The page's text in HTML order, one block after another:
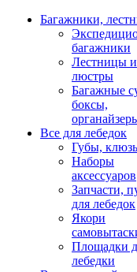
Багажники,
багажники
Лестницы и
люстры
Багажные
боксы,
Все для лебедок
Губы,
Наборы
аксессуаров
Запчасти,
для лебедок
Якори
Площадки
лебедки